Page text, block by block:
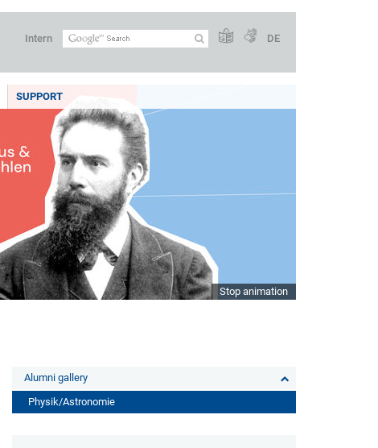
Intern DE
SUPPORT
Stop animation
Alumni gallery
Physik/Astronomie